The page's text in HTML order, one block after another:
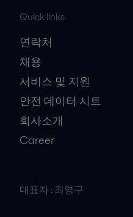
Quick links
연락처
채용
서비스 및 지원
안전 데이터 시트
회사소개
Career
대표자 : 최영구